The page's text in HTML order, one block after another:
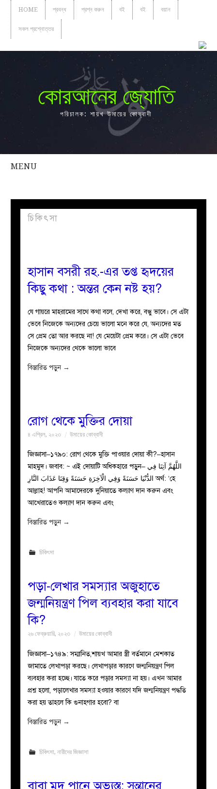
HOME প্রবন্ধ প্রশ্ন করুন বই বই বয়ান
সকল প্রশ্নোত্তর
কোরআনের জ্যোতি
পরিচালক: শায়খ উমায়ের কোব্বাদী
MENU
সকল
প্রবন্ধ
নারীদের
পাতা
ইসলাহী
মজলিস
প্রশ্ন
চিকিৎসা
হাসান বসরী রহ.-এর তপ্ত হৃদয়ের
কিছু কথা : অন্তর কেন নষ্ট হয়?
যে গায়রে মাহরামের সাথে কথা বলে, দেখা করে, বন্ধু ভাবে। সে এটা
ভেবে নিজেকে অন্যদের চেয়ে ভালো মনে করে যে, অন্যদের মত
সে প্রেম তো আর করছে না! যে মেয়েটা প্রেম করে। সে এটা ভেবে
নিজেকে অন্যদের থেকে ভালো ভাবে
বিস্তারিত পড়ুন →
রোগ থেকে মুক্তির দোয়া
৪ এপ্রিল, ২০২৩ উমায়ের কোব্বাদী
জিজ্ঞাসা–১৭৯০: রোগ থেকে মুক্তি পাওয়ার দোয়া কী?–হাসান
মাহমুদ। জবাব: ~ এই দোয়াটি অধিকহারে পড়ুন– اللَّهُمَّ آتِنَا فِي
الدُّنْيَا حَسَنَةً وَفِي الْآخِرَةِ حَسَنَةً وَقِنَا عَذَابَ النَّارِ অর্থ: ‘হে
আল্লাহ! আপনি আমাদেরকে দুনিয়াতে কল্যাণ দান করুন এবং
আখেরাতেও কল্যাণ দান করুন এবং
বিস্তারিত পড়ুন →
চিকিৎসা
পড়া-লেখার সমস্যার অজুহাতে
জন্মনিয়ন্ত্রণ পিল ব্যবহার করা যাবে
কি?
২৬ ফেব্রুয়ারি, ২০২৩ উমায়ের কোব্বাদী
জিজ্ঞাসা–১৭৪৯: সম্মানিত,শায়খ আমার স্ত্রী বর্তমানে মেশকাত
জামাতে লেখাপড়া করছে। লেখাপড়ার কারণে জন্মনিয়ন্ত্রণ পিল
ব্যবহার করা হচ্ছে। যাতে করে পড়ার সমস্যা না হয়। এখন আমার
প্রশ্ন হলো, পড়ালেখার সমস্যা হওয়ার কারণে যদি জন্মনিয়ন্ত্রণ পদ্ধতি
করা হয় তাহলে কি গুনাহগার হবো? বা
বিস্তারিত পড়ুন →
চিকিৎসা, নারীদের জিজ্ঞাসা
বাবা মদ পানে অভ্যস্ত; সন্তানের